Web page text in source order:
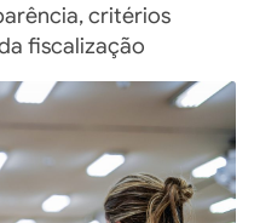
critérios
fiscalização